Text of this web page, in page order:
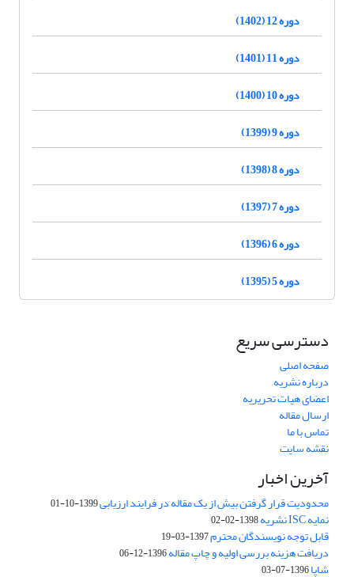
دوره 12 (1402)
دوره 11 (1401)
دوره 10 (1400)
دوره 9 (1399)
دوره 8 (1398)
دوره 7 (1397)
دوره 6 (1396)
دوره 5 (1395)
دسترسی سریع
صفحه اصلی
درباره نشریه
اعضای هیات تحریریه
ارسال مقاله
تماس با ما
نقشه سایت
آخرین اخبار
محدودیت قرار گرفتن بیش از یک مقاله در فرایند ارزیابی1399-10-01
نمایه ISC نشریه 1398-02-02
قابل توجه نویسندگان محترم1397-03-19
دریافت هزینه بررسی اولیه و چاپ مقاله1396-12-06
شاپا1396-07-03